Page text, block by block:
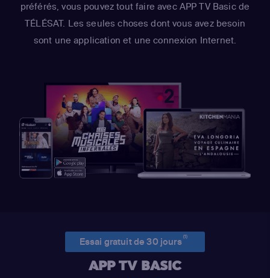
préférés, vous pouvez tout faire avec APP TV Basic de
TÉLÉSAT. Les seules choses dont vous avez besoin
sont une application et une connexion Internet.
Essai gratuit de 30 jours(1)
APP TV BASIC